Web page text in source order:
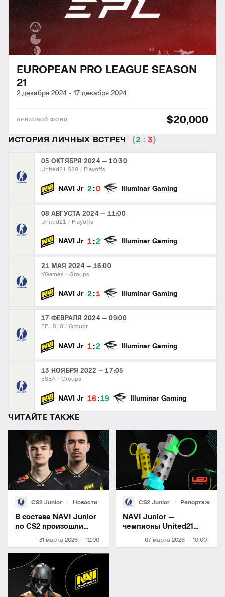
EUROPEAN PRO LEAGUE SEASON
21
2 декабря 2024 - 17 декабря 2024
$20,000
ИСТОРИЯ ЛИЧНЫХ ВСТРЕЧ (2 :3)
05 ОКТЯБРЯ 2024 — 10:30
United21 S20 Playoffs
NAVI Jr 2 :0 Illuminar Gaming
08 АВГУСТА 2024 — 11:00
United21 Playoffs
NAVI Jr 1 :2 Illuminar Gaming
21 МАЯ 2024 — 16:00
YGames Groups
NAVI Jr 2 :1 Illuminar Gaming
17 ФЕВРАЛЯ 2024 — 09:00
EPL S10 Groups
NAVI Jr 1 :2 Illuminar Gaming
13 НОЯБРЯ 2022 — 17:05
ESEA Groups
NAVI Jr 16 :19 Illuminar Gaming
ЧИТАЙТЕ ТАКЖЕ
CS2 Junior Новости
31 марта 2026 — 12:00
В составе NAVI Junior
по CS2 произошли
изменения
CS2 Junior Репортаж
07 марта 2026 — 10:00
NAVI Junior —
чемпионы United21
Season 45